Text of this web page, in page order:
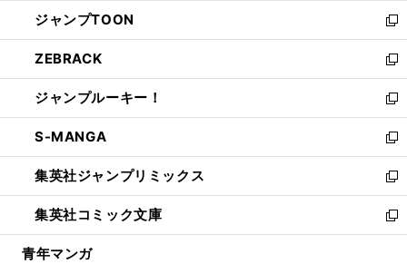
く
で
開
く
ド
ウ
で
開
く
ィ
ン
ド
ウ
で
開
く
し
い
ウ
ィ
ン
ド
ウ
で
開
く
ジャンプTOON
新
し
い
ウ
ィ
ン
ド
ウ
で
開
く
ZEBRACK
新
し
い
ウ
ィ
ン
ド
ウ
で
開
ジャンプルーキー！
新
し
い
ウ
ィ
ン
ド
ウ
S-MANGA
新
し
い
ウ
ィ
ン
集英社ジャンプリミックス
新
し
い
ウ
集英社コミック文庫
新
し
青年マンガ